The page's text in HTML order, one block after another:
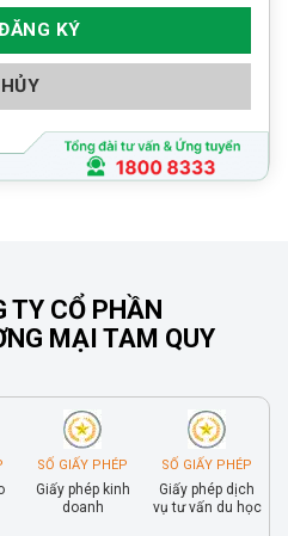
HỦY
TY CỔ PHẦN
MẠI TAM QUY
SỐ GIẤY PHÉP
Giấy phép kinh
doanh
SỐ GIẤY PHÉP
Giấy phép dịch
vụ tư vấn du học